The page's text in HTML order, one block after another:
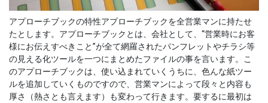
アプローチブックの特性アプローチブックを全営業マンに持たせ
たとします。アプローチブックとは、会社として、“営業時にお客
様にお伝えすべきこと”が全て網羅されたパンフレットやチラシ等
の見える化ツールを一つにまとめたファイルの事を言います。こ
のアプローチブックは、使い込まれていくうちに、色んな紙ツー
ルを追加していくものですので、営業マンによって段々と内容も
厚さ（熱さとも言えます）も変わって行きます。要するに最初は